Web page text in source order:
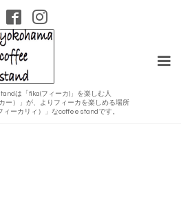
は「fika(フィーカ)」を楽しむ人
ー）」が、よりフィーカを楽しめる場所
ィーカリィ）」なcoffee standです。